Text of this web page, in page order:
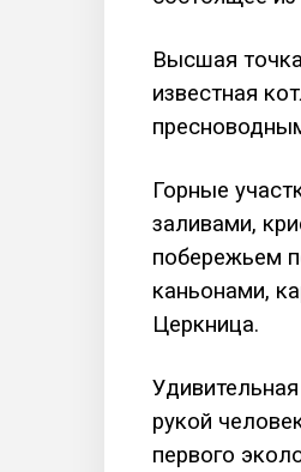
Высшая
известная
Горные
заливами,
побережьем
каньонами,
Церкница.
рукой
первого